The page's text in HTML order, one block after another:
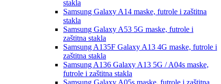
stakla
Samsung Galaxy A14 maske, futrole i zaštitna
stakla
Samsung Galaxy A53 5G maske, futrole i
zaštitna stakla
Samsung A135F Galaxy A13 4G maske, futrole i
zaštitna stakla
Samsung A136 Galaxy A13 5G / A04s maske,
futrole i zaštitna stakla
Samsung Galaxy A05s maske, futrole i zaštitna